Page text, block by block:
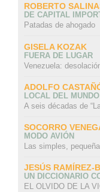
ROBERTO
DE CAPITAL
Patadas de ahogado
GISELA KOZAK
FUERA DE LUGAR
Venezuela:
ADOLFO
LOCAL DEL MUNDO
A seis décadas de
SOCORRO
MODO AVIÓN
Las simples,
JESÚS RAMÍREZ-
UN DICCIONARIO
EL OLVIDO DE LA